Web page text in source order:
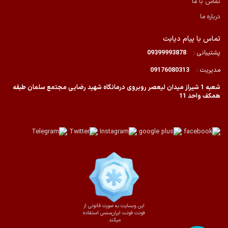
درباره ما
تماس با پیام دیابت
پشتیبانی :
09399993878
مدیریت :
09176080313
شعبه 1 شیراز میدان لیعصر روبروی درمانگاه شهید رضایی مجتمع سلمان طبقه
همکف واحد 11
این وبسایت به صورت قانونی از
فونت فونت ایران‌سنس استفاده
میکند.